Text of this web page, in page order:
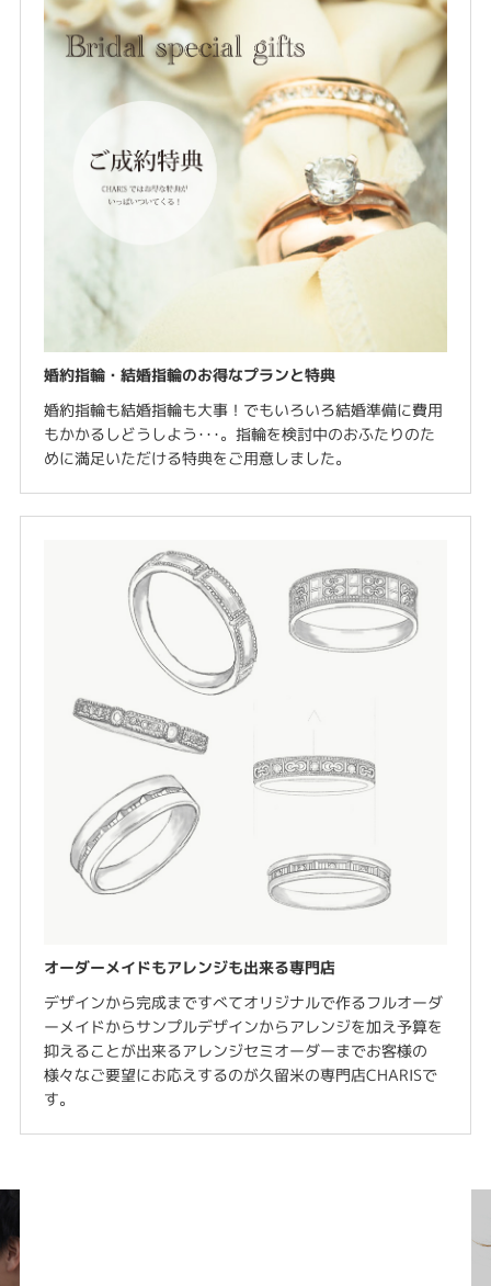
婚約指輪・結婚指輪のお得なプランと特典
婚約指輪も結婚指輪も大事！でもいろいろ結婚準備に費用
もかかるしどうしよう･･･。指輪を検討中のおふたりのた
めに満足いただける特典をご用意しました。
オーダーメイドもアレンジも出来る専門店
デザインから完成まですべてオリジナルで作るフルオーダ
ーメイドからサンプルデザインからアレンジを加え予算を
抑えることが出来るアレンジセミオーダーまでお客様の
様々なご要望にお応えするのが久留米の専門店CHARISで
す。